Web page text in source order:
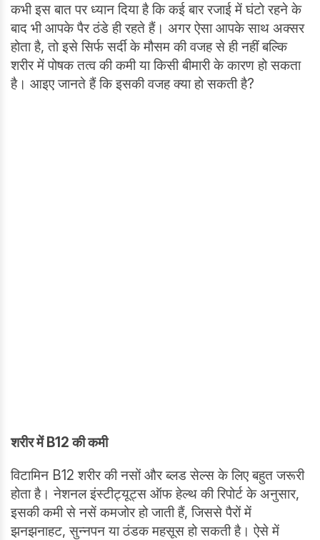
कभी इस बात पर ध्यान दिया है कि कई बार रजाई में घंटो रहने के
बाद भी आपके पैर ठंडे ही रहते हैं। अगर ऐसा आपके साथ अक्सर
होता है, तो इसे सिर्फ सर्दी के मौसम की वजह से ही नहीं बल्कि
शरीर में पोषक तत्व की कमी या किसी बीमारी के कारण हो सकता
है। आइए जानते हैं कि इसकी वजह क्या हो सकती है?
शरीर में B12 की कमी
विटामिन B12 शरीर की नसों और ब्लड सेल्स के लिए बहुत जरूरी
होता है। नेशनल इंस्टीट्यूट्स ऑफ हेल्थ की रिपोर्ट के अनुसार,
इसकी कमी से नसें कमजोर हो जाती हैं, जिससे पैरों में
झनझनाहट, सुन्नपन या ठंडक महसूस हो सकती है। ऐसे में